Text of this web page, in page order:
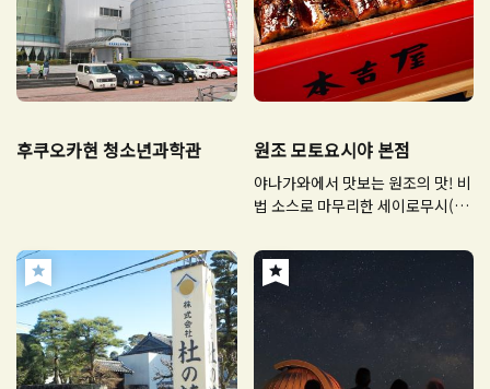
후쿠오카현 청소년과학관 원조 모토요시야 본점
야나가와에서 맛보는 원조의 맛! 비
법 소스로 마무리한 세이로무시(장